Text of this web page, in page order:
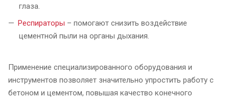
глаза.
Респираторы – помогают снизить воздействие
цементной пыли на органы дыхания.
Применение специализированного оборудования и
инструментов позволяет значительно упростить работу с
бетоном и цементом, повышая качество конечного